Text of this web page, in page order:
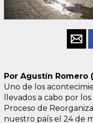
Por Agustín Romero
Uno de los
llevados a cabo por
Proceso de
nuestro país el 24 de